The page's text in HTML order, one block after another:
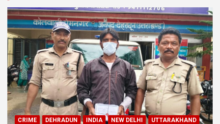
CRIME DEHRADUN INDIA NEW DELHI UTTARAKHAND